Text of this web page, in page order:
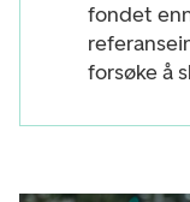
fondet
forsøke å